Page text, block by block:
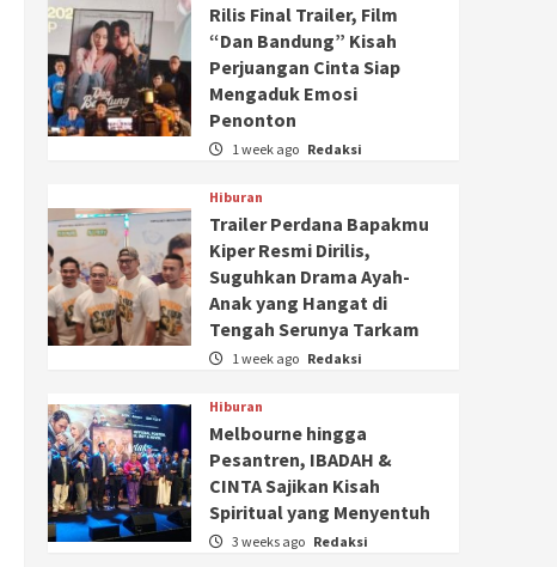
Rilis Final Trailer, Film
“Dan Bandung” Kisah
Perjuangan Cinta Siap
Mengaduk Emosi
Penonton
1 week ago Redaksi
Hiburan
Trailer Perdana Bapakmu
Kiper Resmi Dirilis,
Suguhkan Drama Ayah-
Anak yang Hangat di
Tengah Serunya Tarkam
1 week ago Redaksi
Hiburan
Melbourne hingga
Pesantren, IBADAH &
CINTA Sajikan Kisah
Spiritual yang Menyentuh
3 weeks ago Redaksi